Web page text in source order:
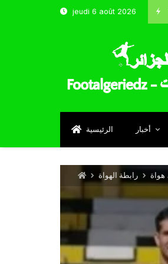
jeudi 6 août 2026
يتحدث عن طموحاته مع المنتخب و شباب
الرئيسية أخبار
رابطة الهواة هواة